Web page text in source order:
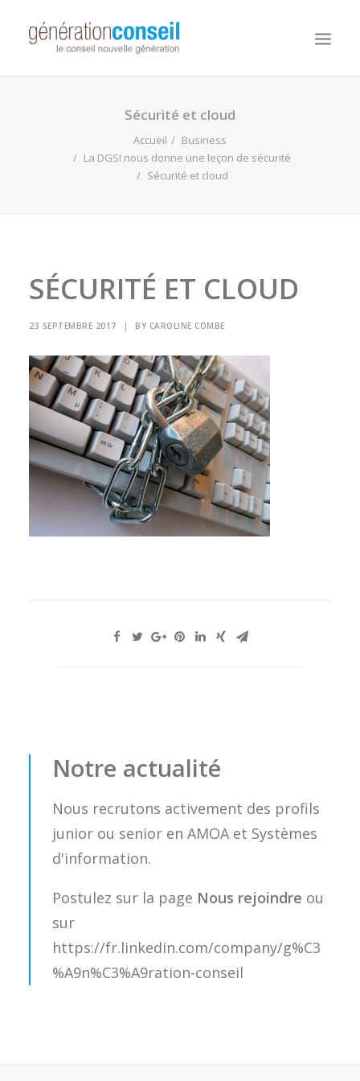
Sécurité et cloud
Accueil
Business
La DGSI nous donne une leçon de sécurité
Sécurité et cloud
SÉCURITÉ ET CLOUD
23 SEPTEMBRE 2017 | BY CAROLINE COMBE
Notre actualité
Nous recrutons activement des profils
junior ou senior en AMOA et Systèmes
d'information.
Postulez sur la page Nous rejoindre ou
sur
https://fr.linkedin.com/company/g%C3
%A9n%C3%A9ration-conseil